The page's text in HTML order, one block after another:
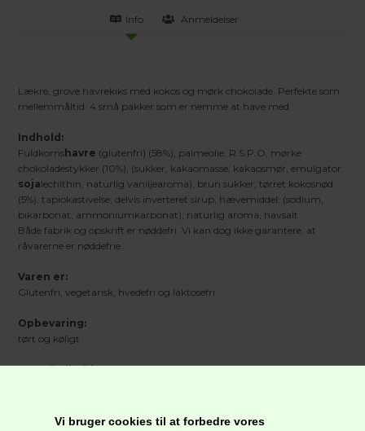
Vi bruger cookies til at forbedre vores
Info Anmeldelser
Lækre, grove havrekiks med kokos og mørk chokolade. Perfekte som
mellemmåltid. 4 små pakker som er nemme at have med.
Indhold:
Fuldkornshavre (glutenfri) (58%), palmeolie, R.S.P.O, mørke
chokoladestykker (10%), (sukker, kakaomasse, kakaosmør, emulgator:
sojalechithin, naturlig vaniljearoma), brun sukker, tørret kokosnød
(5%), tapiokastivelse, delvis inverteret sirup, hævemiddel: (sodium,
bikarbonat, ammoniumkarbonat), naturlig aroma, havsalt.
Både fabrik og opskrift er nøddefri. Vi kan dog ikke garantere, at
råvarerne er nøddefrie.
Varen er:
Glutenfri, vegetarisk, hvedefri og laktosefri.
Opbevaring:
tørt og køligt
Nettoindhold: